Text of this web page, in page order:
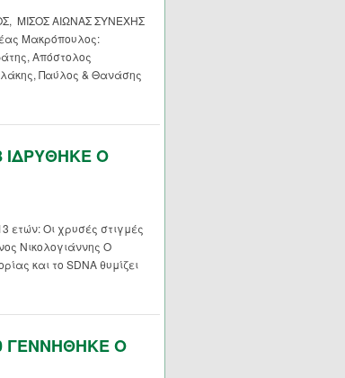
ΜΙΣΟΣ ΑΙΩΝΑΣ ΣΥΝΕΧΗΣ
Μακρόπουλος:
Απόστολος
Παύλος & Θανάσης
ΙΔΡΥΘΗΚΕ Ο
ετών: Οι χρυσές στιγμές
Νικολογιάννης Ο
και το SDNA θυμίζει
ΓΕΝΝΗΘΗΚΕ Ο